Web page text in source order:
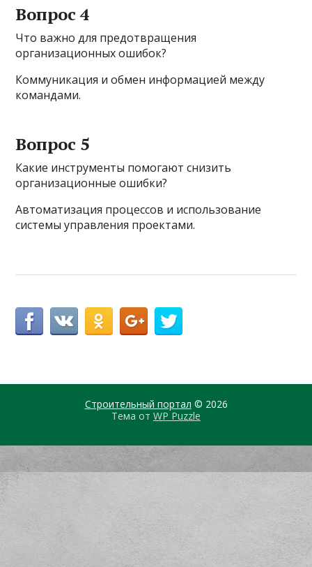
Вопрос 4
Что важно для предотвращения
организационных ошибок?
Коммуникация и обмен информацией между
командами.
Вопрос 5
Какие инструменты помогают снизить
организационные ошибки?
Автоматизация процессов и использование
системы управления проектами.
Строительный портал © 2026
Тема от WP Puzzle